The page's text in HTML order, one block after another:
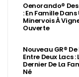
Oenorando®
: En Famille Dans
Minervois À
Ouverte
Nouveau GR® De
Entre Deux Lacs :
Dernier De La
Né